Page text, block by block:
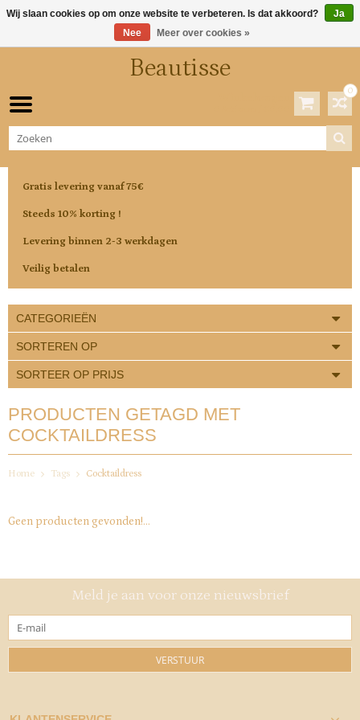
Beautisse
0
Gratis levering vanaf 75€
Steeds 10% korting !
Levering binnen 2-3 werkdagen
Veilig betalen
CATEGORIEËN
SORTEREN OP
SORTEER OP PRIJS
PRODUCTEN GETAGD MET
COCKTAILDRESS
Home Tags Cocktaildress
Geen producten gevonden!...
Meld je aan voor onze nieuwsbrief
VERSTUUR
Wij slaan cookies op om onze website te verbeteren. Is dat akkoord?
Ja
Nee
Meer over cookies »